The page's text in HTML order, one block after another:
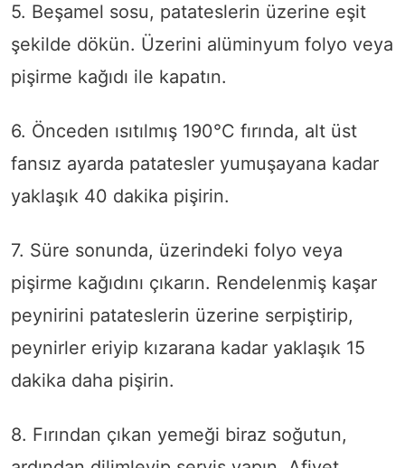
5. Beşamel sosu, patateslerin üzerine eşit
şekilde dökün. Üzerini alüminyum folyo veya
pişirme kağıdı ile kapatın.
6. Önceden ısıtılmış 190°C fırında, alt üst
fansız ayarda patatesler yumuşayana kadar
yaklaşık 40 dakika pişirin.
7. Süre sonunda, üzerindeki folyo veya
pişirme kağıdını çıkarın. Rendelenmiş kaşar
peynirini patateslerin üzerine serpiştirip,
peynirler eriyip kızarana kadar yaklaşık 15
dakika daha pişirin.
8. Fırından çıkan yemeği biraz soğutun,